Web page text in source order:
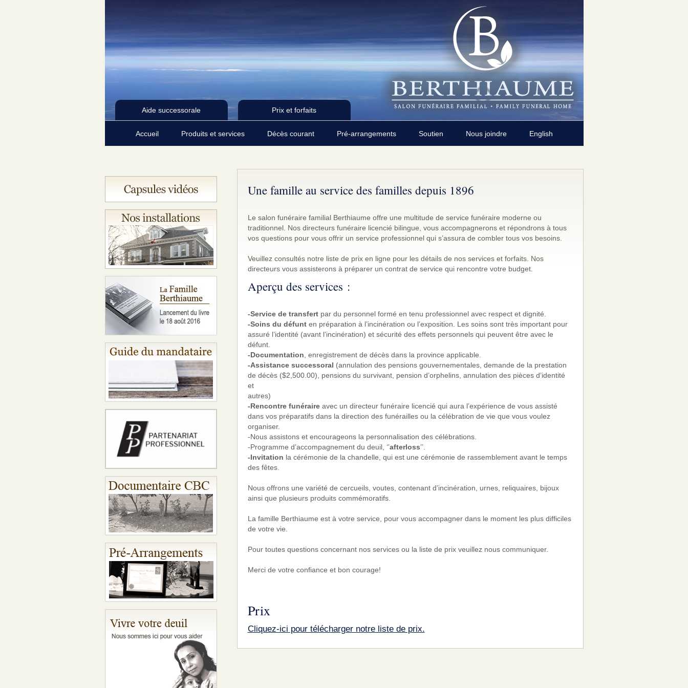
Aide successorale Prix et forfaits
Accueil Produits et services Décès courant Pré-arrangements Soutien Nous joindre English
Une famille au service des familles depuis 1896
Le salon funéraire familial Berthiaume offre une multitude de service funéraire moderne ou
traditionnel. Nos directeurs funéraire licencié bilingue, vous accompagnerons et répondrons à tous
vos questions pour vous offrir un service professionnel qui s’assura de combler tous vos besoins.
Veuillez consultés notre liste de prix en ligne pour les détails de nos services et forfaits. Nos
Aperçu des services :
-Service de transfert
-Soins du défunten préparation à l’incinération ou l’exposition. Les soins sont très important pour
assuré l’identité (avant l’incinération) et sécurité des effets personnels qui peuvent être avec le
-Documentation
-Assistance successoral (annulation des pensions gouvernementales, demande de la prestation
de décès ($2,500.00), pensions du survivant, pension d’orphelins, annulation des pièces d’identité
et
-Rencontre funéraireavec un directeur funéraire licencié qui aura l’expérience de vous assisté
dans vos préparatifs dans la direction des funérailles ou la célébration de vie que vous voulez
organiser.
-Nous assistons et encourageons la personnalisation des célébrations.
-Programme d’accompagnement du deuil, ‘’afterloss
-Invitation la cérémonie de la chandelle, qui est une cérémonie de rassemblement avant le temps
des fêtes.
Nous offrons une variété de cercueils, voutes, contenant d’incinération, urnes, reliquaires, bijoux
ainsi que plusieurs produits commémoratifs.
La famille Berthiaume est à votre service, pour vous accompagner dans le moment les plus difficiles
de votre vie.
Pour toutes questions concernant nos services ou la liste de prix veuillez nous communiquer.
Prix
Cliquez-ici pour télécharger notre liste de prix.